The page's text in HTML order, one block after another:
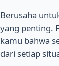
Berusaha
yang penting.
kamu bahwa
dari setiap